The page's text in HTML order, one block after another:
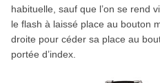
habituelle, sauf que l’on se rend
le flash à laissé place au bouton
droite pour céder sa place au
portée d’index.